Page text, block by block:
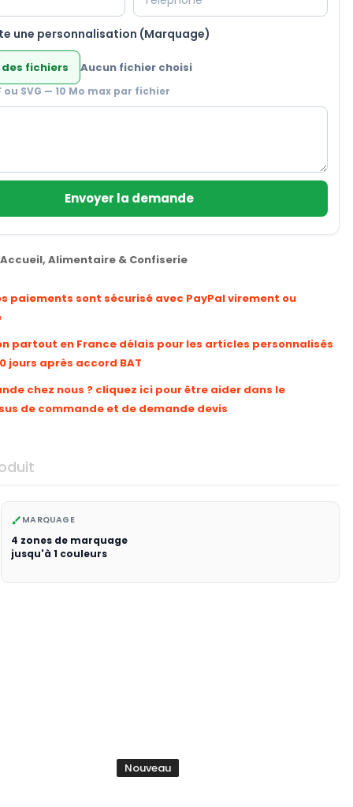
une personnalisation (Marquage)
fichiers Aucun fichier choisi
ou SVG — 10 Mo max par fichier
Envoyer la demande
Accueil, Alimentaire & Confiserie
paiements sont sécurisé avec PayPal virement ou
partout en France délais pour les articles personnalisés
jours après accord BAT
chez nous ? cliquez ici pour être aider dans le
de commande et de demande devis
brush MARQUAGE
4 zones de marquage
jusqu'à 1 couleurs
Nouveau